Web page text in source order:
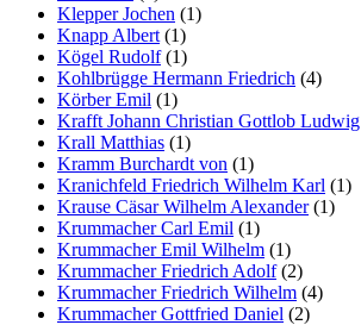
Klepper Jochen (1)
Knapp Albert (1)
Kögel Rudolf(1)
Kohlbrügge Hermann Friedrich (4)
Körber Emil (1)
Krafft Johann Christian Gottlob Ludwig
Krall Matthias (1)
Kramm Burchardt von (1)
Kranichfeld Friedrich Wilhelm Karl (1)
Krause Cäsar Wilhelm Alexander(1)
Krummacher Carl Emil (1)
Krummacher Emil Wilhelm (1)
Krummacher Friedrich Adolf(2)
Krummacher Friedrich Wilhelm (4)
Krummacher Gottfried Daniel (2)